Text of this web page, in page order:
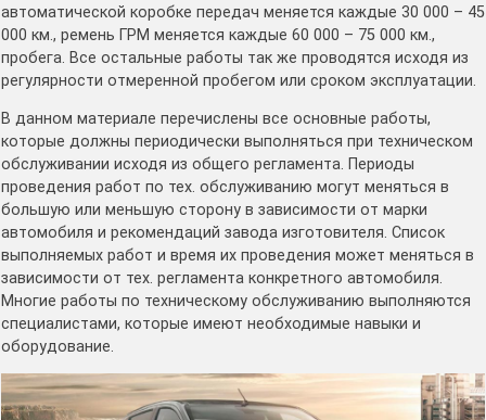
автоматической коробке передач меняется каждые 30 000 – 45
000 км., ремень ГРМ меняется каждые 60 000 – 75 000 км.,
пробега. Все остальные работы так же проводятся исходя из
регулярности отмеренной пробегом или сроком эксплуатации.
В данном материале перечислены все основные работы,
которые должны периодически выполняться при техническом
обслуживании исходя из общего регламента. Периоды
проведения работ по тех. обслуживанию могут меняться в
большую или меньшую сторону в зависимости от марки
автомобиля и рекомендаций завода изготовителя. Список
выполняемых работ и время их проведения может меняться в
зависимости от тех. регламента конкретного автомобиля.
Многие работы по техническому обслуживанию выполняются
специалистами, которые имеют необходимые навыки и
оборудование.